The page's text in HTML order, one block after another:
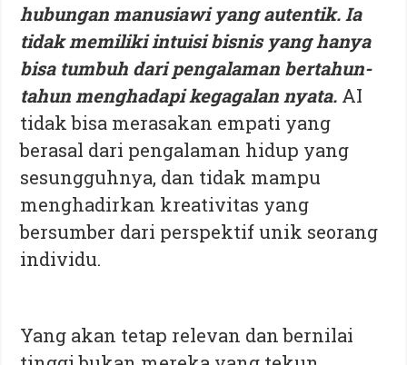
hubungan manusiawi yang autentik. Ia
tidak memiliki intuisi bisnis yang hanya
bisa tumbuh dari pengalaman bertahun-
tahun menghadapi kegagalan nyata. AI
tidak bisa merasakan empati yang
berasal dari pengalaman hidup yang
sesungguhnya, dan tidak mampu
menghadirkan kreativitas yang
bersumber dari perspektif unik seorang
individu.
Yang akan tetap relevan dan bernilai